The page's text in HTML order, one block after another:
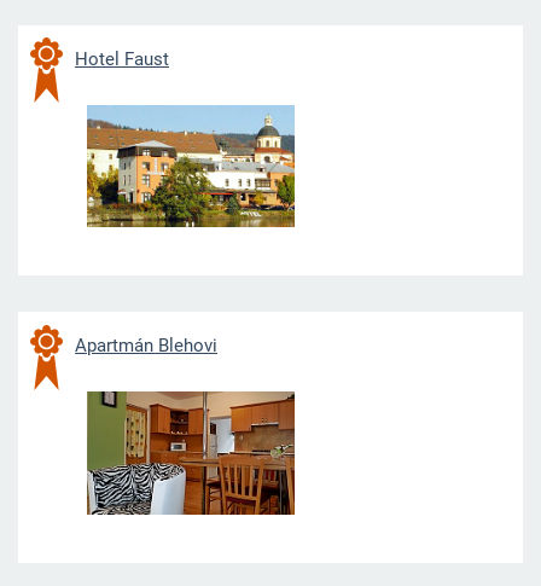
Hotel Faust
Apartmán Blehovi